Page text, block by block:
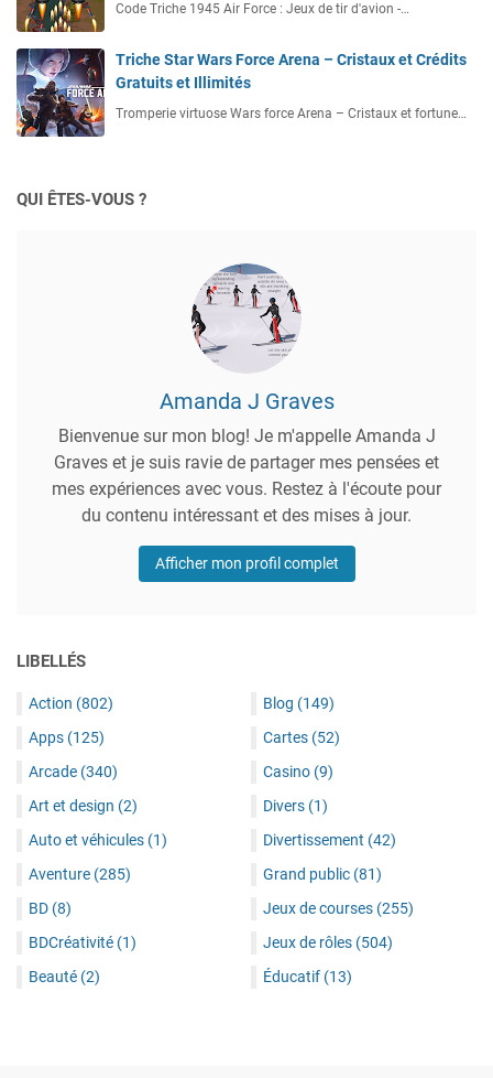
Code Triche 1945 Air Force : Jeux de tir d'avion -…
Triche Star Wars Force Arena – Cristaux et Crédits
Gratuits et Illimités
Tromperie virtuose Wars force Arena – Cristaux et fortune…
QUI ÊTES-VOUS ?
Amanda J Graves
Bienvenue sur mon blog! Je m'appelle Amanda J
Graves et je suis ravie de partager mes pensées et
mes expériences avec vous. Restez à l'écoute pour
du contenu intéressant et des mises à jour.
Afficher mon profil complet
LIBELLÉS
Action (802)
Apps (125)
Arcade (340)
Art et design (2)
Auto et véhicules (1)
Aventure (285)
BD (8)
BDCréativité (1)
Beauté (2)
Blog (149)
Cartes (52)
Casino (9)
Divers (1)
Divertissement (42)
Grand public (81)
Jeux de courses (255)
Jeux de rôles (504)
Éducatif (13)